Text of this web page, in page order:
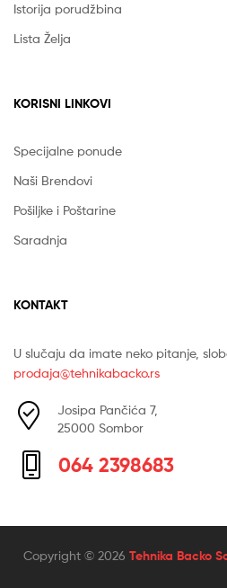
Istorija porudžbina
Lista Želja
KORISNI LINKOVI
Specijalne ponude
Naši Brendovi
Pošiljke i Poštarine
Saradnja
KONTAKT
U slučaju da imate neko pitanje,
prodaja@tehnikabacko.rs
Josipa Pančića 7,
25000 Sombor
064 2398683
Copyright © 2026 Tehnika Backo